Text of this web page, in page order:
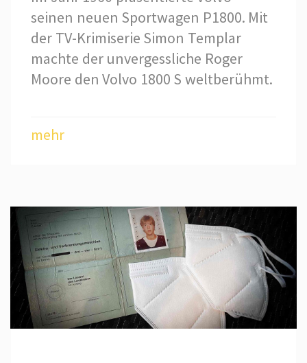
seinen neuen Sportwagen P1800. Mit
der TV-Krimiserie Simon Templar
machte der unvergessliche Roger
Moore den Volvo 1800 S weltberühmt.
mehr